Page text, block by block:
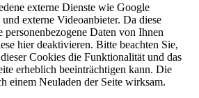
externe Dienste wie Google
externe Videoanbieter. Da diese
Daten von Ihnen
hier deaktivieren. Bitte beachten Sie,
Cookies die Funktionalität und das
erheblich beeinträchtigen kann. Die
einem Neuladen der Seite wirksam.